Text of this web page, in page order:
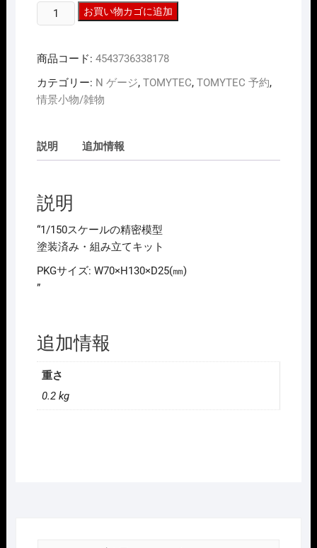
ｹﾞ
ｼﾞ
TOMYTEC
338178
小
物
1R
線
路
周
り
小
2026
年
10
月
予
お買い物カゴに追加
商品コード: 4543736338178
カテゴリー: N ゲージ, TOMYTEC, TOMYTEC 予約,
情景小物/雑物
説明 追加情報
説明
“1/150スケールの精密模型
塗装済み・組み立てキット
PKGサイズ: W70×H130×D25(㎜)
”
追加情報
重さ
0.2 kg